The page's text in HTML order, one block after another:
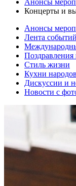
Концерты и
Анонсы
Лента событий
Поздравления
Cтиль жизни
Кухни народов
Дискуссии и
Новости с